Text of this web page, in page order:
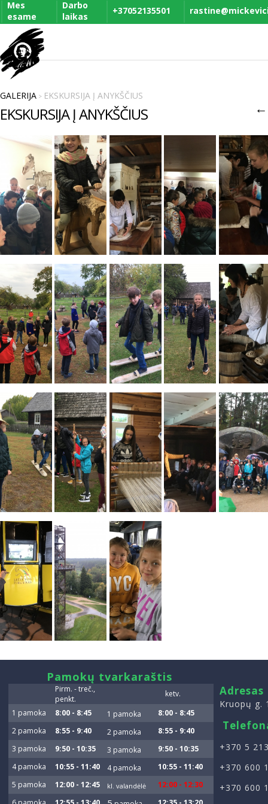
Mes
esame
Darbo
laikas
+37052135501
GALERIJA > EKSKURSIJA Į ANYKŠČIUS
EKSKURSIJA Į ANYKŠČIUS ←
Pamokų tvarkaraštis
Pirm. - treč.,
penkt.
ketv.
1 pamoka
8:00 - 8:45 1 pamoka
8:00 - 8:45
2 pamoka
8:55 - 9:40 2 pamoka
8:55 - 9:40
3 pamoka
9:50 - 10:35 3 pamoka
9:50 - 10:35
4 pamoka
10:55 - 11:40 4 pamoka
10:55 - 11:40
5 pamoka
12:00 - 12:45 kl. valandėlė
12:00 - 12:30
Adresas
Kruopų g.
+370 5
+370 600
+370 600